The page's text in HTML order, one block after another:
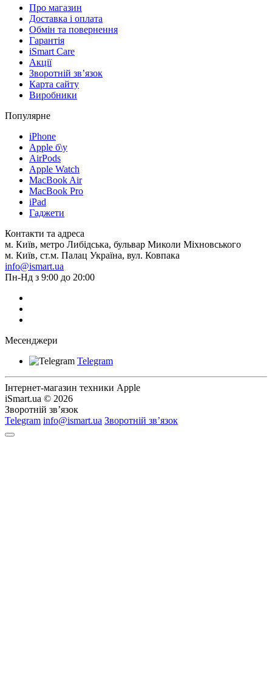
Про магазин
Доставка і оплата
Обмін та повернення
Гарантія
iSmart Care
Акції
Зворотній зв’язок
Карта сайту
Виробники
Популярне
iPhone
Apple б\у
AirPods
Apple Watch
MacBook Air
MacBook Pro
iPad
Гаджети
Контакти та адреса
м. Київ, метро Либідська, бульвар Миколи Міхновського
м. Київ, ст.м. Палац Україна, вул. Ковпака
info@ismart.ua
Пн-Нд з 9:00 до 20:00
Месенджери
Telegram
Інтернет-магазин техники Apple
iSmart.ua © 2026
Зворотній зв’язок
Telegram info@ismart.ua Зворотній зв’язок